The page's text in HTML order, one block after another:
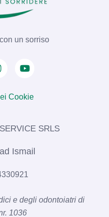
un sorriso
Cookie
SRLS​
Ismail
e degli odontoiatri di
1036​